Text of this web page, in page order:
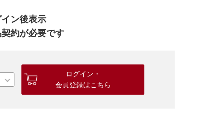
ン後表示
約が必要です
ログイン・
会員登録はこちら